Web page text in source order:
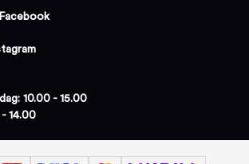
10.00 - 15.00
- 14.00